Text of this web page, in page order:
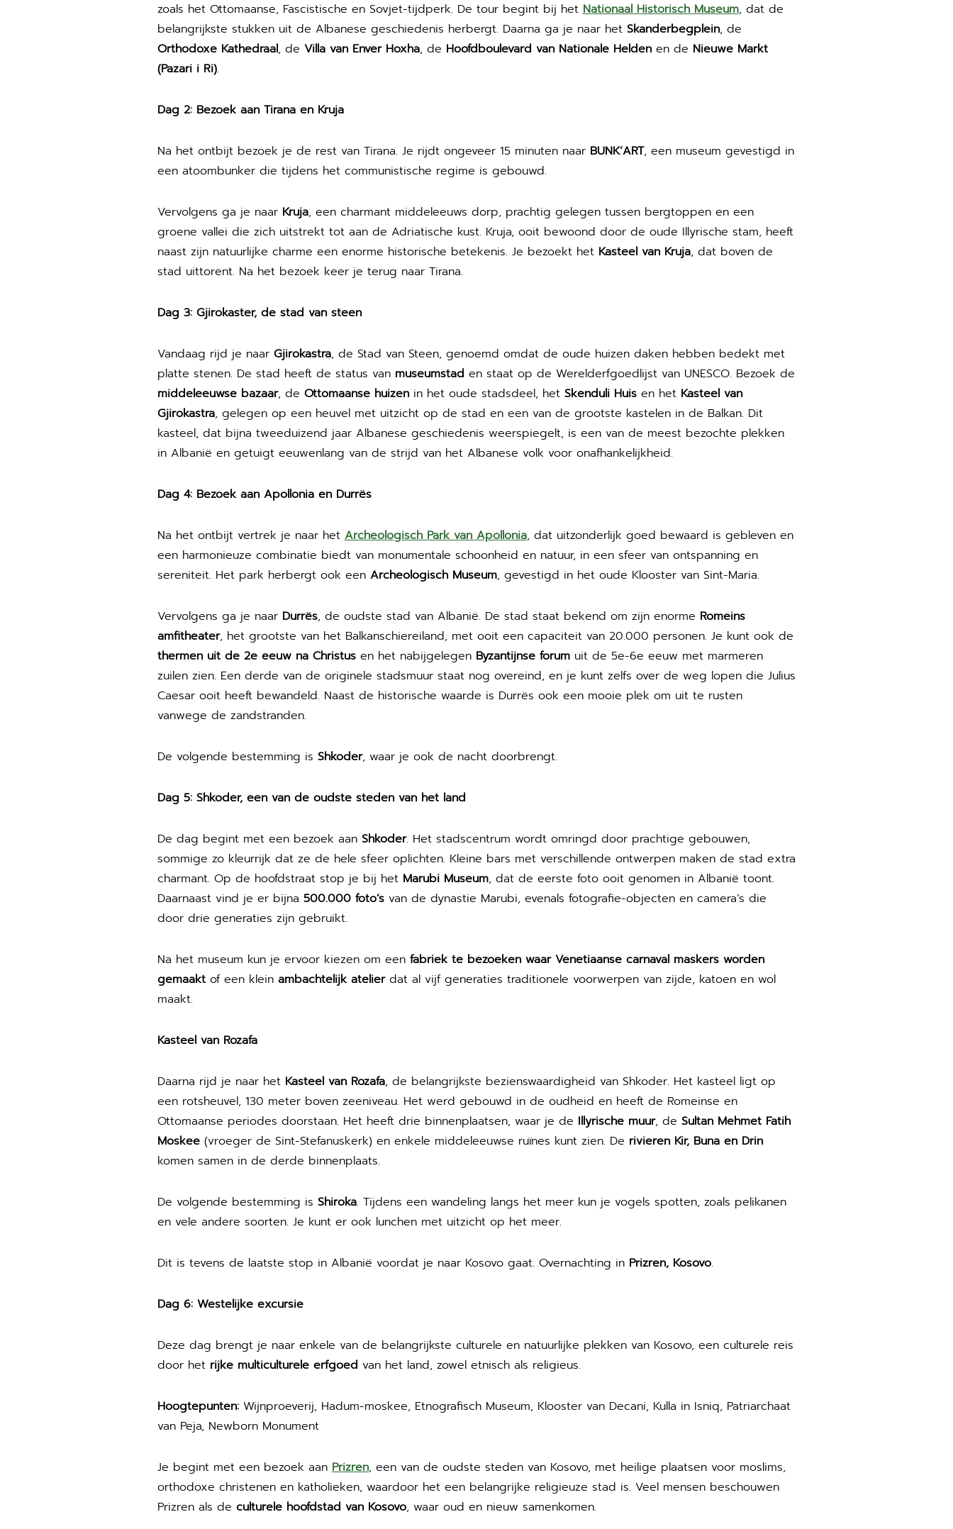
zoals het Ottomaanse, Fascistische en Sovjet-tijdperk. De tour begint bij hetNationaal Historisch Museum, dat de
belangrijkste stukken uit de Albanese geschiedenis herbergt. Daarna ga je naar het Skanderbegplein, de
Orthodoxe Kathedraal, de Villa van Enver Hoxha, de Hoofdboulevard van Nationale Heldenen de Nieuwe Markt
(Pazari i Ri).
Dag 2: Bezoek aan Tirana en Kruja
Na het ontbijt bezoek je de rest van Tirana. Je rijdt ongeveer 15 minuten naar BUNK’ART, een museum gevestigd in
een atoombunker die tijdens het communistische regime is gebouwd.
Vervolgens ga je naar Kruja, een charmant middeleeuws dorp, prachtig gelegen tussen bergtoppen en een
groene vallei die zich uitstrekt tot aan de Adriatische kust. Kruja, ooit bewoond door de oude Illyrische stam, heeft
naast zijn natuurlijke charme een enorme historische betekenis. Je bezoekt het Kasteel van Kruja, dat boven de
stad uittorent. Na het bezoek keer je terug naar Tirana.
Dag 3: Gjirokaster, de stad van steen
Vandaag rijd je naar Gjirokastra, de Stad van Steen, genoemd omdat de oude huizen daken hebben bedekt met
platte stenen. De stad heeft de status van museumstad en staat op de Werelderfgoedlijst van UNESCO. Bezoek de
middeleeuwse bazaar, de Ottomaanse huizenin het oude stadsdeel, het Skenduli Huisen het Kasteel van
Gjirokastra, gelegen op een heuvel met uitzicht op de stad en een van de grootste kastelen in de Balkan. Dit
kasteel, dat bijna tweeduizend jaar Albanese geschiedenis weerspiegelt, is een van de meest bezochte plekken
in Albanië en getuigt eeuwenlang van de strijd van het Albanese volk voor onafhankelijkheid.
Dag 4: Bezoek aan Apollonia en Durrës
Na het ontbijt vertrek je naar hetArcheologisch Park van Apollonia, dat uitzonderlijk goed bewaard is gebleven en
een harmonieuze combinatie biedt van monumentale schoonheid en natuur, in een sfeer van ontspanning en
sereniteit. Het park herbergt ook een Archeologisch Museum, gevestigd in het oude Klooster van Sint-Maria.
Vervolgens ga je naar Durrës, de oudste stad van Albanië. De stad staat bekend om zijn enorme Romeins
amfitheater, het grootste van het Balkanschiereiland, met ooit een capaciteit van 20.000 personen. Je kunt ook de
thermen uit de 2e eeuw na Christusen het nabijgelegen Byzantijnse forumuit de 5e-6e eeuw met marmeren
zuilen zien. Een derde van de originele stadsmuur staat nog overeind, en je kunt zelfs over de weg lopen die Julius
Caesar ooit heeft bewandeld. Naast de historische waarde is Durrës ook een mooie plek om uit te rusten
vanwege de zandstranden.
De volgende bestemming is Shkoder, waar je ook de nacht doorbrengt.
Dag 5: Shkoder, een van de oudste steden van het land
De dag begint met een bezoek aan Shkoder. Het stadscentrum wordt omringd door prachtige gebouwen,
sommige zo kleurrijk dat ze de hele sfeer oplichten. Kleine bars met verschillende ontwerpen maken de stad extra
charmant. Op de hoofdstraat stop je bij het Marubi Museum, dat de eerste foto ooit genomen in Albanië toont.
Daarnaast vind je er bijna 500.000 foto’svan de dynastie Marubi, evenals fotografie-objecten en camera’s die
door drie generaties zijn gebruikt.
Na het museum kun je ervoor kiezen om een fabriek te bezoeken waar Venetiaanse carnaval maskers worden
gemaaktof een klein ambachtelijk atelierdat al vijf generaties traditionele voorwerpen van zijde, katoen en wol
maakt.
Kasteel van Rozafa
Daarna rijd je naar het Kasteel van Rozafa, de belangrijkste bezienswaardigheid van Shkoder. Het kasteel ligt op
een rotsheuvel, 130 meter boven zeeniveau. Het werd gebouwd in de oudheid en heeft de Romeinse en
Ottomaanse periodes doorstaan. Het heeft drie binnenplaatsen, waar je de Illyrische muur, de Sultan Mehmet Fatih
Moskee(vroeger de Sint-Stefanuskerk) en enkele middeleeuwse ruïnes kunt zien. De rivieren Kir, Buna en Drin
komen samen in de derde binnenplaats.
De volgende bestemming is Shiroka. Tijdens een wandeling langs het meer kun je vogels spotten, zoals pelikanen
en vele andere soorten. Je kunt er ook lunchen met uitzicht op het meer.
Dit is tevens de laatste stop in Albanië voordat je naar Kosovo gaat. Overnachting in Prizren, Kosovo.
Dag 6: Westelijke excursie
Deze dag brengt je naar enkele van de belangrijkste culturele en natuurlijke plekken van Kosovo, een culturele reis
door het rijke multiculturele erfgoed van het land, zowel etnisch als religieus.
Hoogtepunten:Wijnproeverij, Hadum-moskee, Etnografisch Museum, Klooster van Decani, Kulla in Isniq, Patriarchaat
van Peja, Newborn Monument
Je begint met een bezoek aanPrizren, een van de oudste steden van Kosovo, met heilige plaatsen voor moslims,
orthodoxe christenen en katholieken, waardoor het een belangrijke religieuze stad is. Veel mensen beschouwen
Prizren als de culturele hoofdstad van Kosovo, waar oud en nieuw samenkomen.